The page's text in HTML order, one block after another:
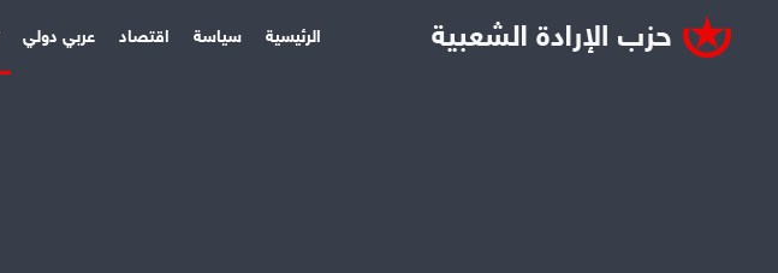
الرئيسية سياسة اقتصاد عربي دولي